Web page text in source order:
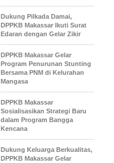
Dukung Pilkada Damai,
DPPKB Makassar Ikuti Surat
Edaran dengan Gelar Zikir
DPPKB Makassar Gelar
Program Penurunan Stunting
Bersama PNM di Kelurahan
Mangasa
DPPKB Makassar
Sosialisasikan Strategi Baru
dalam Program Bangga
Kencana
Dukung Keluarga Berkualitas,
DPPKB Makassar Gelar